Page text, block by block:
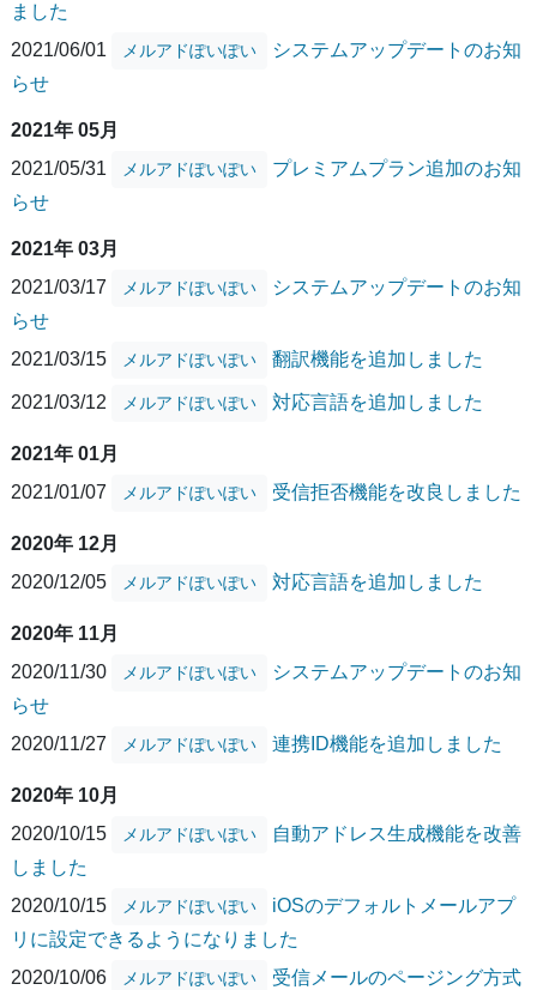
ました
2021/06/01
メルアドぽいぽい
システムアップデートのお知
らせ
2021年 05月
2021/05/31
メルアドぽいぽい
プレミアムプラン追加のお知
らせ
2021年 03月
2021/03/17
メルアドぽいぽい
システムアップデートのお知
らせ
2021/03/15
メルアドぽいぽい 翻訳機能を追加しました
2021/03/12 メルアドぽいぽい 対応言語を追加しました
2021年 01月
2021/01/07
メルアドぽいぽい 受信拒否機能を改良しました
2020年 12月
2020/12/05
メルアドぽいぽい 対応言語を追加しました
2020年 11月
2020/11/30
メルアドぽいぽい
システムアップデートのお知
らせ
2020/11/27
メルアドぽいぽい 連携ID機能を追加しました
2020年 10月
2020/10/15
メルアドぽいぽい
自動アドレス生成機能を改善
しました
2020/10/15
メルアドぽいぽい
iOSのデフォルトメールアプ
リに設定できるようになりました
2020/10/06
メルアドぽいぽい
受信メールのページング方式